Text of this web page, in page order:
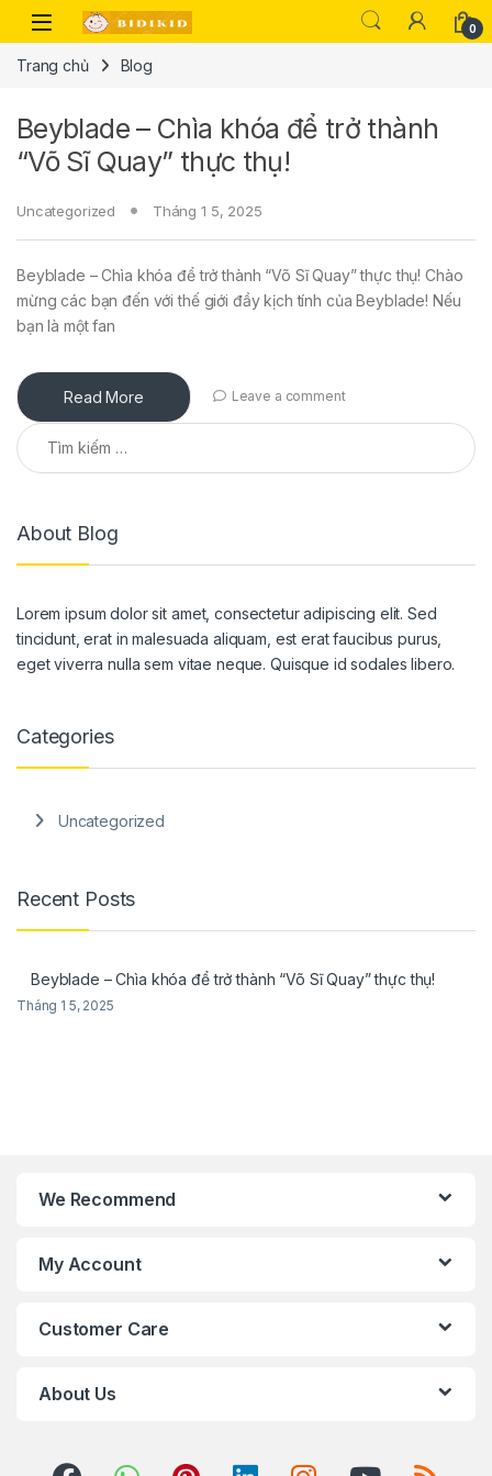
Skip to navigation
Skip to content
0
Trang chủ Blog
Beyblade – Chìa khóa để trở thành
“Võ Sĩ Quay” thực thụ!
Uncategorized Tháng 1 5, 2025
Beyblade – Chìa khóa để trở thành “Võ Sĩ Quay” thực thụ! Chào
mừng các bạn đến với thế giới đầy kịch tính của Beyblade! Nếu
bạn là một fan
Read More Leave a comment
Tìm kiếm cho:
About Blog
Lorem ipsum dolor sit amet, consectetur adipiscing elit. Sed
tincidunt, erat in malesuada aliquam, est erat faucibus purus,
eget viverra nulla sem vitae neque. Quisque id sodales libero.
Categories
Uncategorized
Recent Posts
Beyblade – Chìa khóa để trở thành “Võ Sĩ Quay” thực thụ!
Tháng 1 5, 2025
We Recommend
My Account
Customer Care
About Us